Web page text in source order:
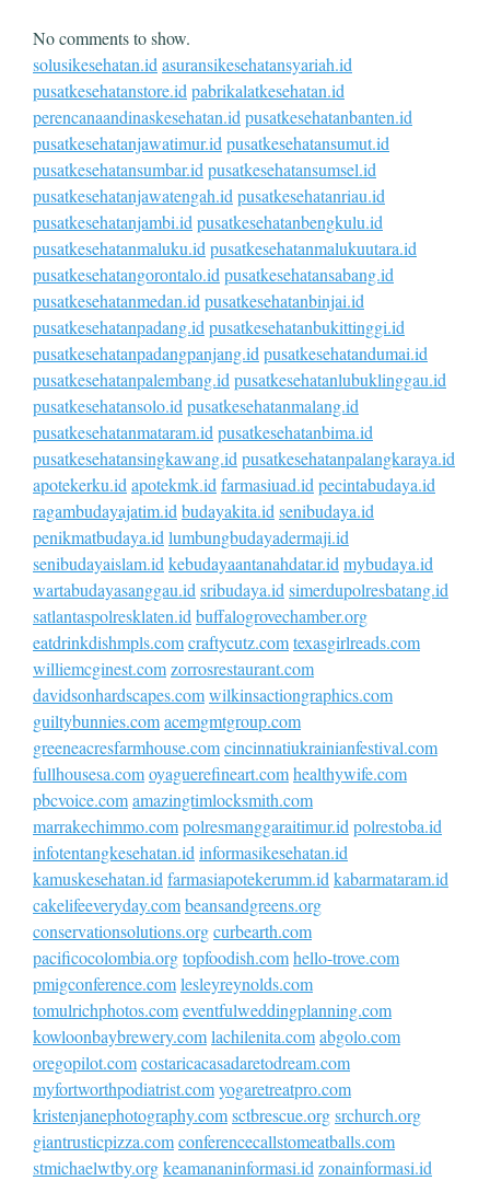
No comments to show.
solusikesehatan.idasuransikesehatansyariah.id
pusatkesehatanstore.idpabrikalatkesehatan.id
perencanaandinaskesehatan.idpusatkesehatanbanten.id
pusatkesehatanjawatimur.idpusatkesehatansumut.id
pusatkesehatansumbar.idpusatkesehatansumsel.id
pusatkesehatanjawatengah.idpusatkesehatanriau.id
pusatkesehatanjambi.idpusatkesehatanbengkulu.id
pusatkesehatanmaluku.idpusatkesehatanmalukuutara.id
pusatkesehatangorontalo.idpusatkesehatansabang.id
pusatkesehatanmedan.idpusatkesehatanbinjai.id
pusatkesehatanpadang.idpusatkesehatanbukittinggi.id
pusatkesehatanpadangpanjang.idpusatkesehatandumai.id
pusatkesehatanpalembang.idpusatkesehatanlubuklinggau.id
pusatkesehatansolo.idpusatkesehatanmalang.id
pusatkesehatanmataram.idpusatkesehatanbima.id
pusatkesehatansingkawang.idpusatkesehatanpalangkaraya.id
apotekerku.idapotekmk.idfarmasiuad.idpecintabudaya.id
ragambudayajatim.idbudayakita.idsenibudaya.id
penikmatbudaya.idlumbungbudayadermaji.id
senibudayaislam.idkebudayaantanahdatar.idmybudaya.id
wartabudayasanggau.idsribudaya.idsimerdupolresbatang.id
satlantaspolresklaten.idbuffalogrovechamber.org
eatdrinkdishmpls.comcraftycutz.comtexasgirlreads.com
williemcginest.comzorrosrestaurant.com
davidsonhardscapes.comwilkinsactiongraphics.com
guiltybunnies.comacemgmtgroup.com
greeneacresfarmhouse.comcincinnatiukrainianfestival.com
fullhousesa.comoyaguerefineart.comhealthywife.com
pbcvoice.comamazingtimlocksmith.com
marrakechimmo.compolresmanggaraitimur.idpolrestoba.id
infotentangkesehatan.idinformasikesehatan.id
kamuskesehatan.idfarmasiapotekerumm.idkabarmataram.id
cakelifeeveryday.combeansandgreens.org
conservationsolutions.orgcurbearth.com
pacificocolombia.orgtopfoodish.comhello-trove.com
pmigconference.comlesleyreynolds.com
tomulrichphotos.comeventfulweddingplanning.com
kowloonbaybrewery.comlachilenita.comabgolo.com
oregopilot.comcostaricacasadaretodream.com
myfortworthpodiatrist.comyogaretreatpro.com
kristenjanephotography.comsctbrescue.orgsrchurch.org
giantrusticpizza.comconferencecallstomeatballs.com
stmichaelwtby.orgkeamananinformasi.idzonainformasi.id